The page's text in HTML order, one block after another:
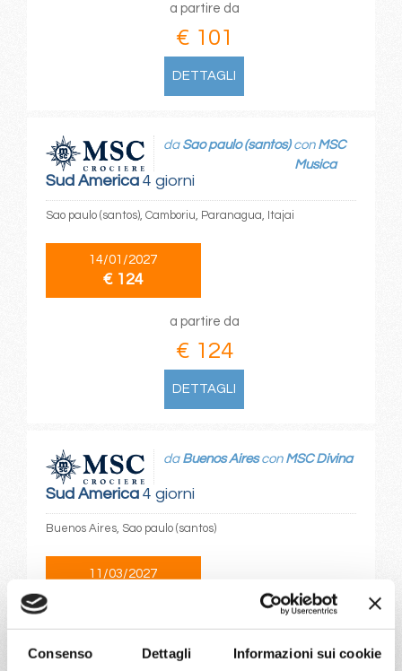
Consenso Dettagli Informazioni sui cookie
a partire da
€ 101
DETTAGLI
Sud America4 giorni
da Sao paulo (santos)con MSC
Musica
Sao paulo (santos), Camboriu, Paranagua, Itajai
14/01/2027
€ 124
a partire da
€ 124
DETTAGLI
Sud America4 giorni
da Buenos Airescon MSC Divina
Buenos Aires, Sao paulo (santos)
11/03/2027
€ 194